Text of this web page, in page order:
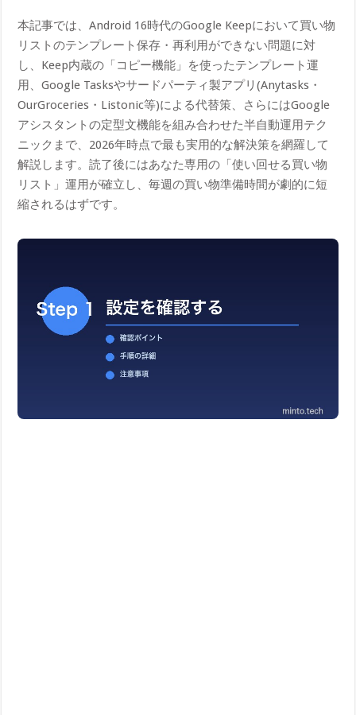
本記事では、Android 16時代のGoogle Keepにおいて買い物
リストのテンプレート保存・再利用ができない問題に対
し、Keep内蔵の「コピー機能」を使ったテンプレート運
用、Google Tasksやサードパーティ製アプリ(Anytasks・
OurGroceries・Listonic等)による代替策、さらにはGoogle
アシスタントの定型文機能を組み合わせた半自動運用テク
ニックまで、2026年時点で最も実用的な解決策を網羅して
解説します。読了後にはあなた専用の「使い回せる買い物
リスト」運用が確立し、毎週の買い物準備時間が劇的に短
縮されるはずです。